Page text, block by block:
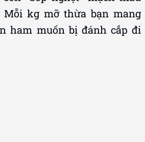
ham muốn bị đánh cắp đi